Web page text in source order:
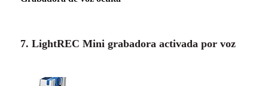
7. LightREC Mini grabadora activada por voz